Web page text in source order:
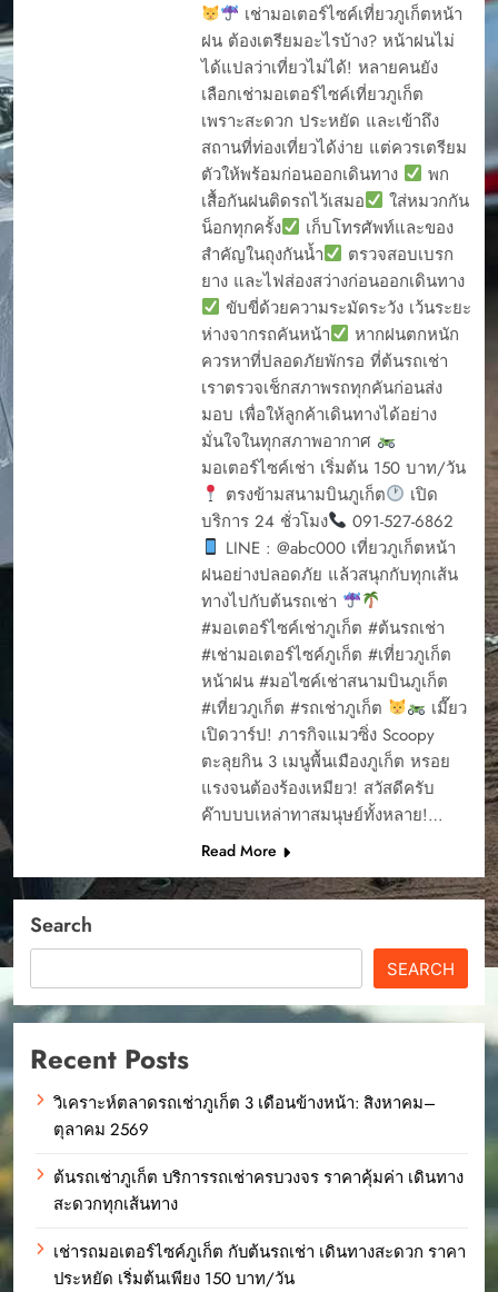
เช่ามอเตอร์ไซค์เที่ยวภูเก็ตหน้า
ฝน ต้องเตรียมอะไรบ้าง? หน้าฝนไม่
ได้แปลว่าเที่ยวไม่ได้! หลายคนยัง
เลือกเช่ามอเตอร์ไซค์เที่ยวภูเก็ต
เพราะสะดวก ประหยัด และเข้าถึง
สถานที่ท่องเที่ยวได้ง่าย แต่ควรเตรียม
ตัวให้พร้อมก่อนออกเดินทาง
พก
เสื้อกันฝนติดรถไว้เสมอ
ใส่หมวกกัน
น็อกทุกครั้ง
เก็บโทรศัพท์และของ
สำคัญในถุงกันน้ำ
ตรวจสอบเบรก
ยาง และไฟส่องสว่างก่อนออกเดินทาง
ขับขี่ด้วยความระมัดระวัง เว้นระยะ
ห่างจากรถคันหน้า
หากฝนตกหนัก
ควรหาที่ปลอดภัยพักรอ ที่ต้นรถเช่า
เราตรวจเช็กสภาพรถทุกคันก่อนส่ง
มอบ เพื่อให้ลูกค้าเดินทางได้อย่าง
มั่นใจในทุกสภาพอากาศ
มอเตอร์ไซค์เช่า เริ่มต้น 150 บาท/วัน
ตรงข้ามสนามบินภูเก็ต
เปิด
บริการ 24 ชั่วโมง
091-527-6862
LINE : @abc000 เที่ยวภูเก็ตหน้า
ฝนอย่างปลอดภัย แล้วสนุกกับทุกเส้น
ทางไปกับต้นรถเช่า
#มอเตอร์ไซค์เช่าภูเก็ต #ต้นรถเช่า
#เช่ามอเตอร์ไซค์ภูเก็ต #เที่ยวภูเก็ต
หน้าฝน #มอไซค์เช่าสนามบินภูเก็ต
#เที่ยวภูเก็ต #รถเช่าภูเก็ต
เมี๊ยว
เปิดวาร์ป! ภารกิจแมวซิ่ง Scoopy
ตะลุยกิน 3 เมนูพื้นเมืองภูเก็ต หรอย
แรงจนต้องร้องเหมียว! สวัสดีครับ
ค๊าบบบเหล่าทาสมนุษย์ทั้งหลาย!…
Read More
Search
SEARCH
Recent Posts
วิเคราะห์ตลาดรถเช่าภูเก็ต 3 เดือนข้างหน้า: สิงหาคม–
ตุลาคม 2569
ต้นรถเช่าภูเก็ต บริการรถเช่าครบวงจร ราคาคุ้มค่า เดินทาง
สะดวกทุกเส้นทาง
เช่ารถมอเตอร์ไซค์ภูเก็ต กับต้นรถเช่า เดินทางสะดวก ราคา
ประหยัด เริ่มต้นเพียง 150 บาท/วัน